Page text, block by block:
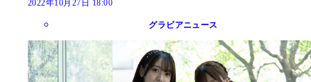
2022年10月27日 18:00
グラビアニュース